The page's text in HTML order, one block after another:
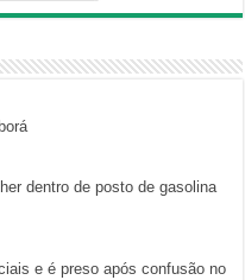
dentro de posto de gasolina
e é preso após confusão no